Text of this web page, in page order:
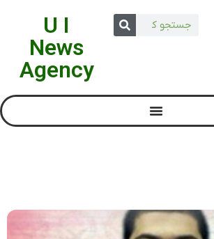
U I
News
Agency